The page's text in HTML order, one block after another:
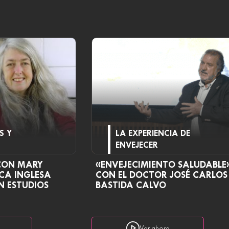
Y
MARY
INGLESA
ESTUDIOS
LA EXPERIENCIA DE
ENVEJECER
«ENVEJECIMIENTO
CON EL DOCTOR JOSÉ CARLOS
BASTIDA CALVO